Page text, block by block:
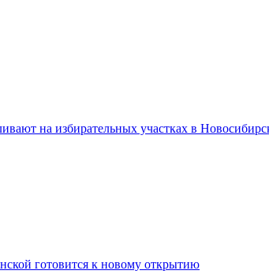
на избирательных участках в
готовится к новому открытию